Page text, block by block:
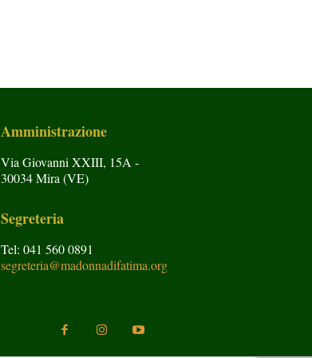
Amministrazione
Via Giovanni XXIII, 15A -
30034 Mira (VE)
Segreteria
Tel: 041 560 0891
segreteria@madonnadifatima.org